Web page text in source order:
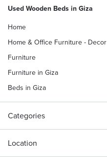
Used Wooden Beds in Giza
Home
Home & Office Furniture - Decor
Furniture
Furniture in Giza
Beds in Giza
Categories
Location